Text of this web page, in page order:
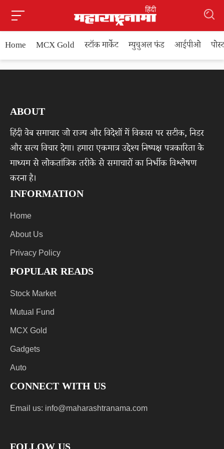
Home MCX Gold स्टॉक मार्केट म्युचुअल फंड आईपीओ
ABOUT
हिंदी वेब समाचार जो राज्य और विदेशों में विकास पर सटीक, निडर
और सत्य विचार देगा। हमारा एकमात्र उद्देश्य निष्पक्ष पत्रकारिता के
माध्यम से लोकतांत्रिक तरीके से समाचारों का निर्भीक विश्लेषण
करना है।
INFORMATION
Home
About Us
Privacy Policy
POPULAR READS
Stock Market
Mutual Fund
MCX Gold
Gadgets
Auto
CONNECT WITH US
Email us: info@maharashtranama.com